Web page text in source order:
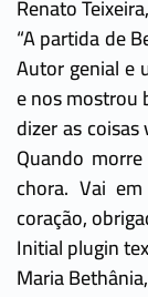
Renato
“A partida de
Autor genial e
e nos mostrou
dizer as
Quando
chora. Vai
coração,
Initial plugin
Maria